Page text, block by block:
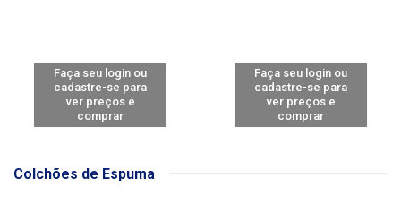
Faça seu login ou
cadastre-se para
ver preços e
comprar
Faça seu login ou
cadastre-se para
ver preços e
comprar
Colchões de Espuma